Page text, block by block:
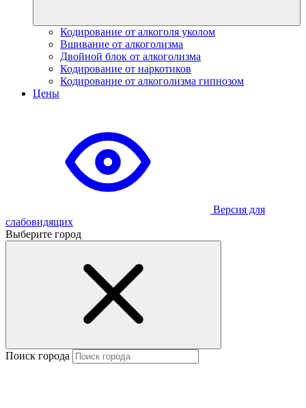
Кодирование от алкоголя уколом
Вшивание от алкоголизма
Двойной блок от алкоголизма
Кодирование от наркотиков
Кодирование от алкоголизма гипнозом
Цены
Версия для
слабовидящих
Выберите город
Поиск города